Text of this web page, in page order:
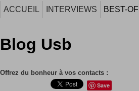
ACCUEIL INTERVIEWS BEST-OF
Blog Usb
Offrez du bonheur à vos contacts :
Save